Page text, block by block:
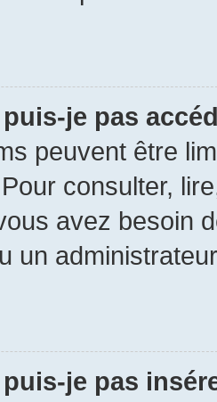
je pas
peuvent être
consulter,
avez besoin
un
je pas